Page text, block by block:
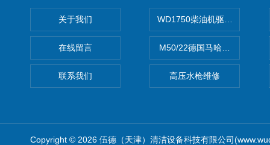
关于我们
在线留言
联系我们
WD1750柴油机驱动高压清洗
M50/22德国马哈高压清洗机
高压水枪维修
Copyright © 2026 伍德（天津）清洁设备科技有限公司